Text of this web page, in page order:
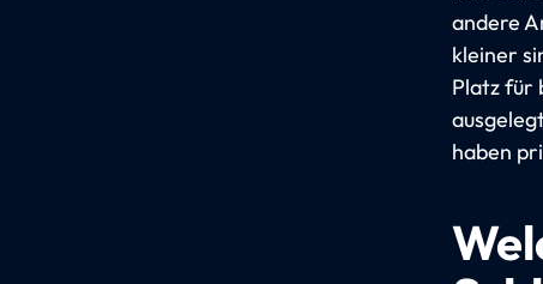
andere
kleiner
Platz für
haben